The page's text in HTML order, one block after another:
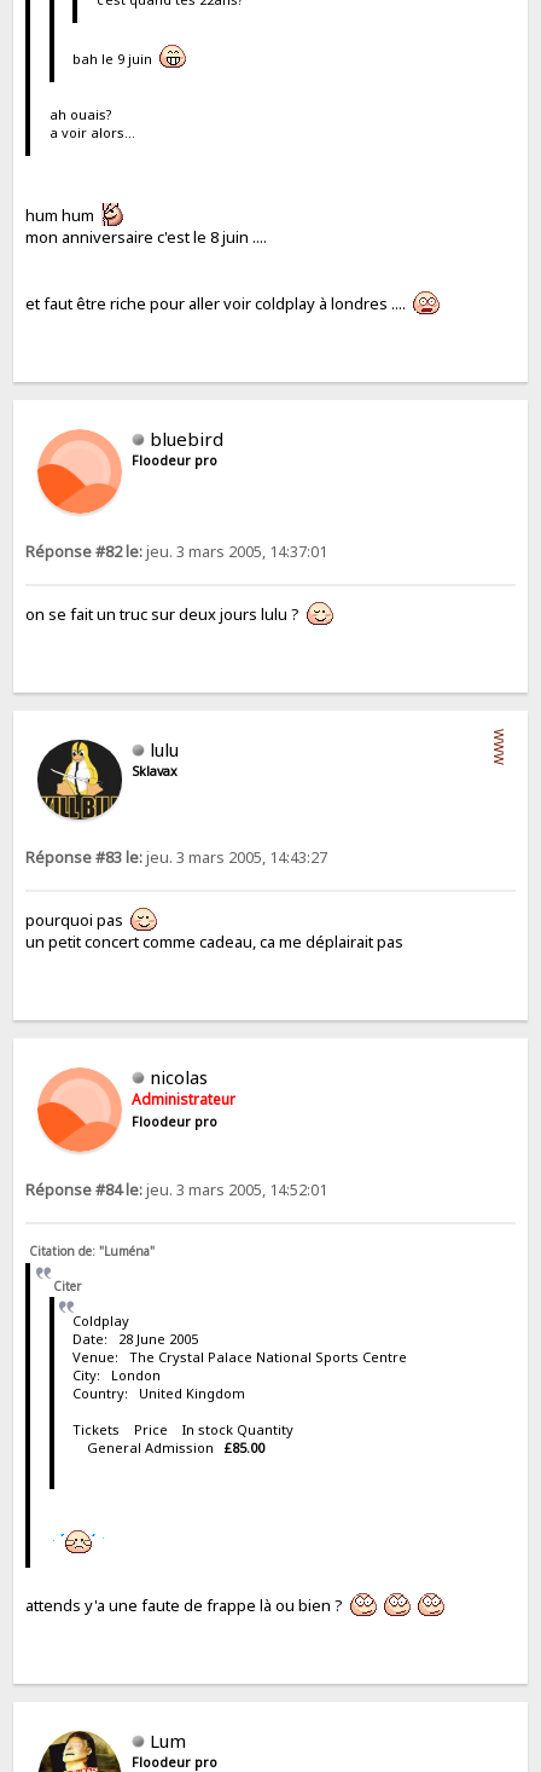
bah le 9 juin
ah ouais?
a voir alors...
hum hum
mon anniversaire c'est le 8 juin ....
et faut être riche pour aller voir coldplay à londres ....
bluebird
Floodeur pro
Réponse #82 le:jeu. 3 mars 2005, 14:37:01
on se fait un truc sur deux jours lulu ?
lulu
Sklavax
WWW
Réponse #83 le:jeu. 3 mars 2005, 14:43:27
pourquoi pas
un petit concert comme cadeau, ca me déplairait pas
nicolas
Administrateur
Floodeur pro
Réponse #84 le:jeu. 3 mars 2005, 14:52:01
Citation de: "Luména"
Citer
Coldplay
Date: 28 June 2005
Venue: The Crystal Palace National Sports Centre
City: London
Country: United Kingdom
Tickets Price In stock Quantity
General Admission£85.00
attends y'a une faute de frappe là ou bien ?
Lum
Floodeur pro